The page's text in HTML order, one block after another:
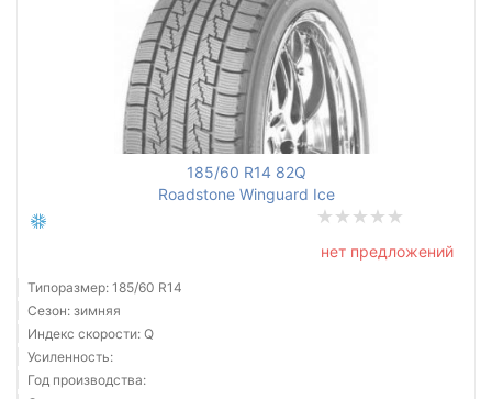
185/60 R14 82Q
Roadstone Winguard Ice
нет предложений
Типоразмер: 185/60 R14
Сезон: зимняя
Индекс скорости: Q
Усиленность:
Год производства: